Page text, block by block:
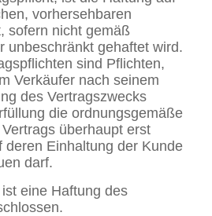
vorhersehbaren
sofern nicht gemäß
unbeschränkt gehaftet wird.
sind Pflichten,
Verkäufer nach seinem
des Vertragszwecks
die ordnungsgemäße
überhaupt erst
deren Einhaltung der Kunde
darf.
eine Haftung des